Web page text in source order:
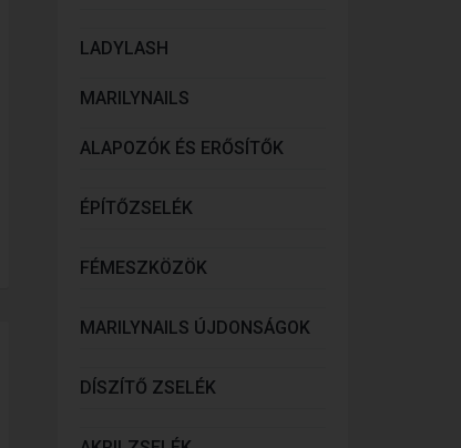
LADYLASH
MARILYNAILS
ALAPOZÓK ÉS ERŐSÍTŐK
ÉPÍTŐZSELÉK
FÉMESZKÖZÖK
MARILYNAILS ÚJDONSÁGOK
DÍSZÍTŐ ZSELÉK